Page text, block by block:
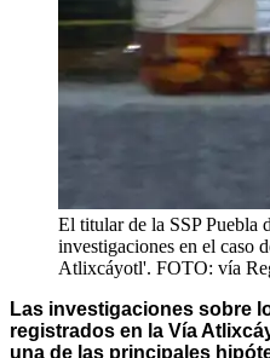
El titular de la SSP Puebla
investigaciones en el caso
Atlixcáyotl'. FOTO: vía
Las investigaciones sobre
registrados en la Vía
una de las principales